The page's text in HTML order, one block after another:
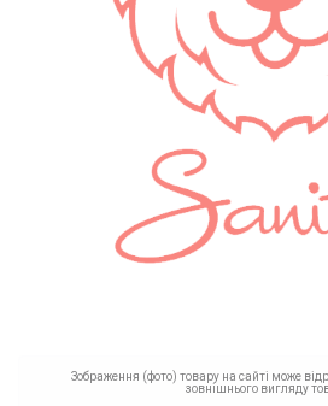
Зображення (фото) товару на сайті може
зовнішнього вигляду